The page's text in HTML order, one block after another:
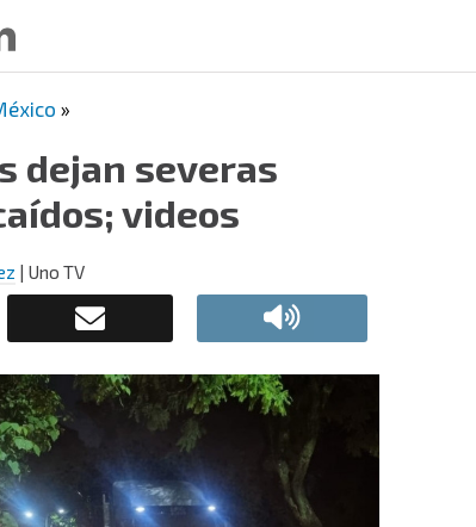
»
dejan severas
videos
| Uno TV